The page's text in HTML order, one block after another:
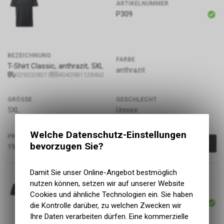
ARTIKELNUMMER
P309
BEZEICHNUNG
T-Shirt Classic, anthrazit, 5XL
0292028011 4045981128462
FARBE
anthrazit
GRÖSSE
5XL
GESCHLECHT
Unisex
PREIS
19.90 CHF
ARTIKELNUMMER
P310
Welche Datenschutz-Einstellungen
bevorzugen Sie?
Damit Sie unser Online-Angebot bestmöglich
nutzen können, setzen wir auf unserer Website
Cookies und ähnliche Technologien ein. Sie haben
die Kontrolle darüber, zu welchen Zwecken wir
Ihre Daten verarbeiten dürfen. Eine kommerzielle